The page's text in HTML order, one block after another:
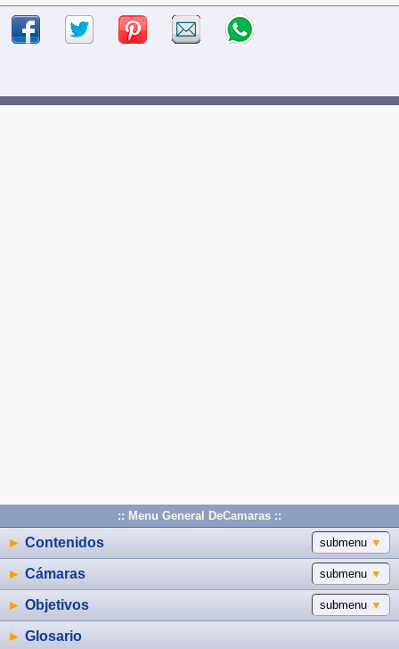
:: Menu General DeCamaras ::
submenu ▼
► Contenidos
submenu ▼
► Cámaras
submenu ▼
► Objetivos
► Glosario